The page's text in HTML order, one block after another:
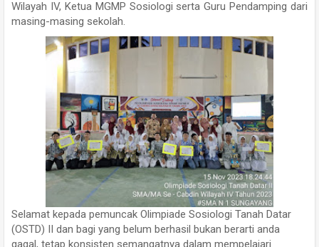
Wilayah IV, Ketua MGMP Sosiologi serta Guru Pendamping dari
masing-masing sekolah.
Selamat kepada pemuncak Olimpiade Sosiologi Tanah Datar
(OSTD) II dan bagi yang belum berhasil bukan berarti anda
gagal, tetap konsisten semangatnya dalam mempelajari